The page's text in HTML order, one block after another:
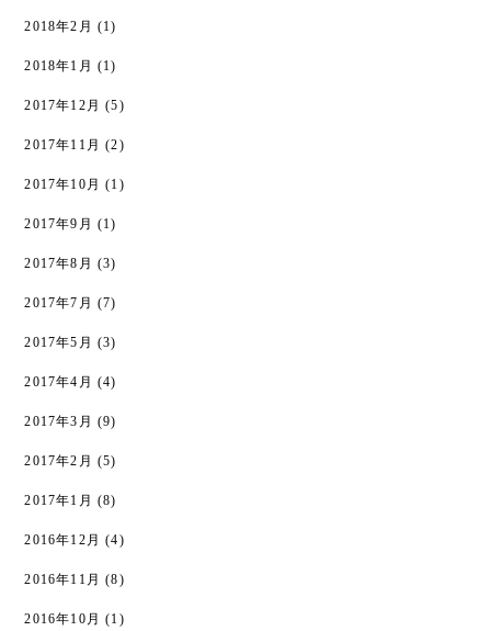
2018年2月 (1)
2018年1月 (1)
2017年12月 (5)
2017年11月 (2)
2017年10月 (1)
2017年9月 (1)
2017年8月 (3)
2017年7月 (7)
2017年5月 (3)
2017年4月 (4)
2017年3月 (9)
2017年2月 (5)
2017年1月 (8)
2016年12月 (4)
2016年11月 (8)
2016年10月 (1)